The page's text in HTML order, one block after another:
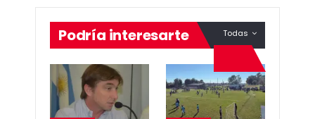
Todas
Podría interesarte